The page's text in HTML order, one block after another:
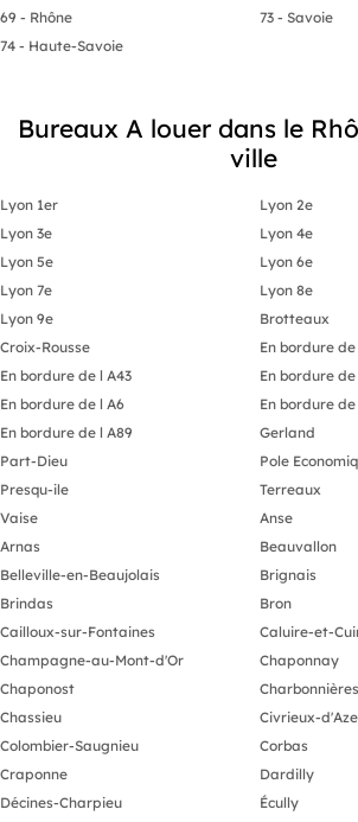
69 - Rhône
73 - Savoie
74 - Haute-Savoie
Bureaux A louer dans le
ville
Lyon 1er
Lyon 2e
Lyon 3e
Lyon 4e
Lyon 5e
Lyon 6e
Lyon 7e
Lyon 8e
Lyon 9e
Brotteaux
Croix-Rousse
En bordure de
En bordure de l A43
En bordure de
En bordure de l A6
En bordure de
En bordure de l A89
Gerland
Part-Dieu
Pole
Presqu-ile
Terreaux
Vaise
Anse
Arnas
Beauvallon
Belleville-en-Beaujolais
Brignais
Brindas
Bron
Cailloux-sur-Fontaines
Caluire-et-
Champagne-au-Mont-d'Or
Chaponnay
Chaponost
Chassieu
Civrieux-
Colombier-Saugnieu
Corbas
Craponne
Dardilly
Décines-Charpieu
Écully